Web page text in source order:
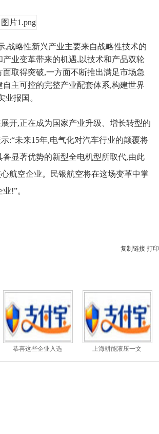
,战略性新兴产业主要来自战略性技术的
业变革带来的机遇,以技术和产品双轮
取得突破,一方面不断推出满足市场急
主可控的完整产业配套体系,构建世界
报国。
开,正在成为国家产业升级、增长转型的
:“未来15年,电气化对汽车行业的颠覆将
显著优势的新型全电机型所取代,由此
航空企业。民银航空将在这场变革中掌
!”。
复制链接 打印
恭喜这些企业入选 上海耕能液压一文